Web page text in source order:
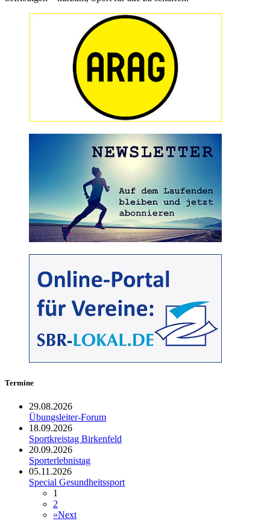
Termine
29.08.2026
Übungsleiter-Forum
18.09.2026
Sportkreistag Birkenfeld
20.09.2026
Sporterlebnistag
05.11.2026
Special Gesundheitssport
1
2
»Next